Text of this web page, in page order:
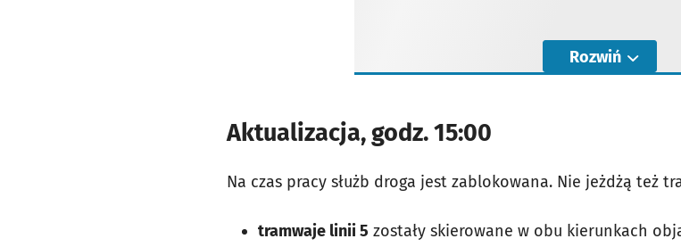
Rozwiń
Aktualizacja, godz. 15:00
Na czas pracy służb droga jest zablokowana. Nie jeżdżą też
tramwaje linii 5 zostały skierowane w obu kierunkach